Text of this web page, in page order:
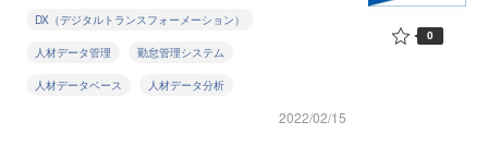
DX（デジタルトランスフォーメーション）
人材データ管理 勤怠管理システム
人材データベース 人材データ分析
2022/02/15
0